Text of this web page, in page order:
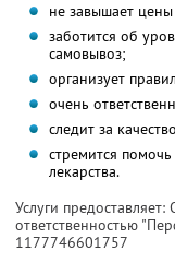
не завышает
заботится об
самовывоз;
организует
очень
следит за
стремится
лекарства.
Услуги
ответственностью
1177746601757